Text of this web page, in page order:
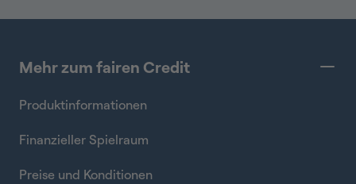
Mehr zum fairen Credit
Produktinformationen
Finanzieller Spielraum
Preise und Konditionen